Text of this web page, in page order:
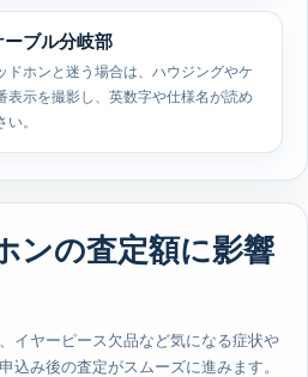
ブル分岐部
ドホンと迷う場合は、ハウジングやケ
表示を撮影し、英数字や仕様名が読め
。
ンの査定額に影響
イヤーピース欠品など気になる症状や
込み後の査定がスムーズに進みます。